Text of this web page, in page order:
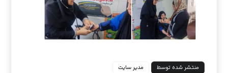
منتشر شده توسط مدیر سایت